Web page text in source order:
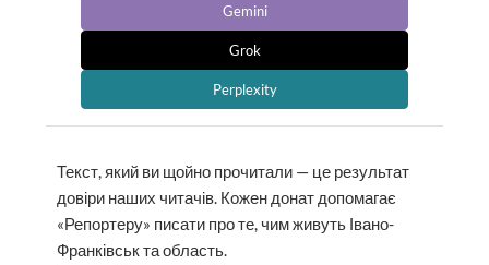
Gemini
Grok
Perplexity
Текст, який ви щойно прочитали — це результат
довіри наших читачів. Кожен донат допомагає
«Репортеру» писати про те, чим живуть Івано-
Франківськ та область.